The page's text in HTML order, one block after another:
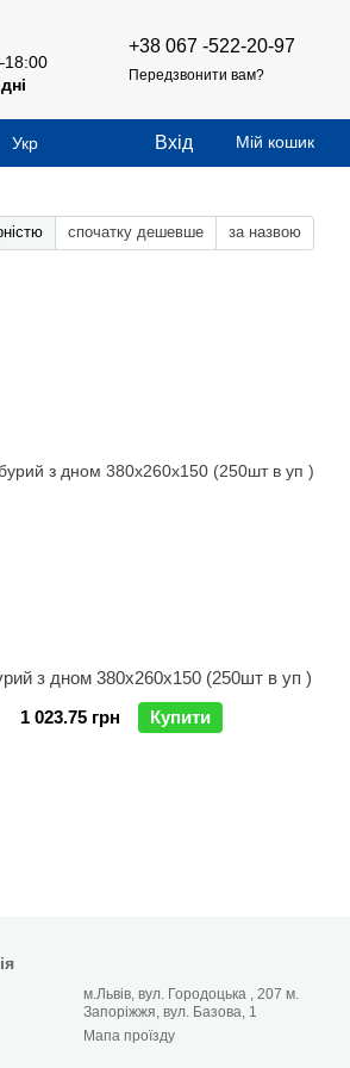
+38 067 -522-20-97
Передзвонити вам?
Укр Вхід Мій кошик
спочатку дешевше за назвою
Пакет бурий з дном 380х260х150 (250шт в уп )
1 023.75 грн
Купити
м.Львів, вул. Городоцька , 207 м.
Запоріжжя, вул. Базова, 1
Мапа проїзду